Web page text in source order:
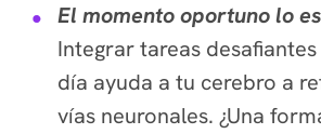
El momento oportuno lo
Integrar tareas
día ayuda a tu cerebro a
vías neuronales. ¿Una